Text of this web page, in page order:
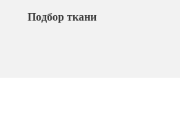
Подбор ткани